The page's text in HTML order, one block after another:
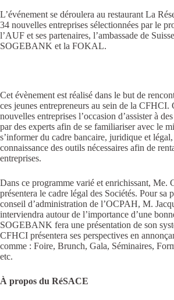
L’événement se déroulera au restaurant La
34 nouvelles entreprises sélectionnées par le
l’AUF et ses partenaires, l’ambassade de
SOGEBANK et la FOKAL.
Cet évènement est réalisé dans le but de
ces jeunes entrepreneurs au sein de la CFHCI.
nouvelles entreprises l’occasion d’assister à
par des experts afin de se familiariser avec le
s’informer du cadre bancaire, juridique et
connaissance des outils nécessaires afin de
entreprises.
Dans ce programme varié et enrichissant, Me.
présentera le cadre légal des Sociétés. Pour sa
conseil d’administration de l’OCPAH, M.
interviendra autour de l’importance d’une
SOGEBANK fera une présentation de son
CFHCI présentera ses perspectives en
comme : Foire, Brunch, Gala, Séminaires,
etc.
À propos du RéSACE